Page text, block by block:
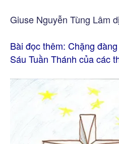
Giuse Nguyễn Tùng Lâm
Bài đọc thêm: Chặng
Sáu Tuần Thánh của các